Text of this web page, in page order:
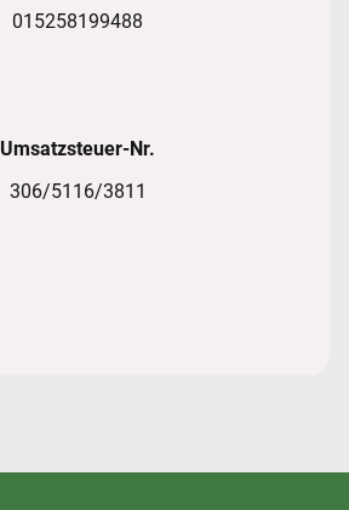
015258199488
Umsatzsteuer-Nr.
306/5116/3811